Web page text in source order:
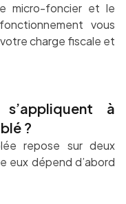
micro-foncier et le
vous
charge fiscale et
à
?
repose sur deux
eux dépend d’abord